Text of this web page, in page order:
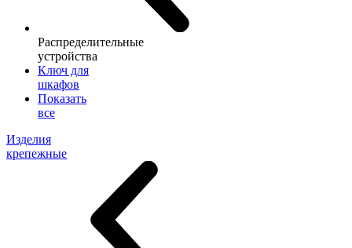
Распределительные
устройства
Ключ для
шкафов
Показать
все
Изделия
крепежные